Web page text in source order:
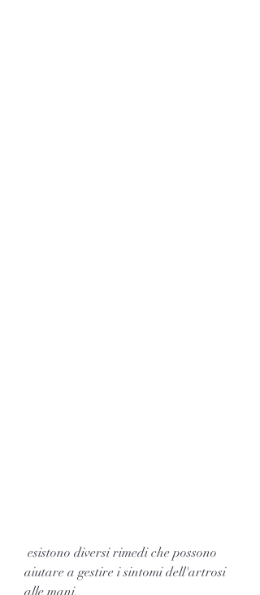
aiutare a gestire i sintomi dell'artrosi
alle mani.